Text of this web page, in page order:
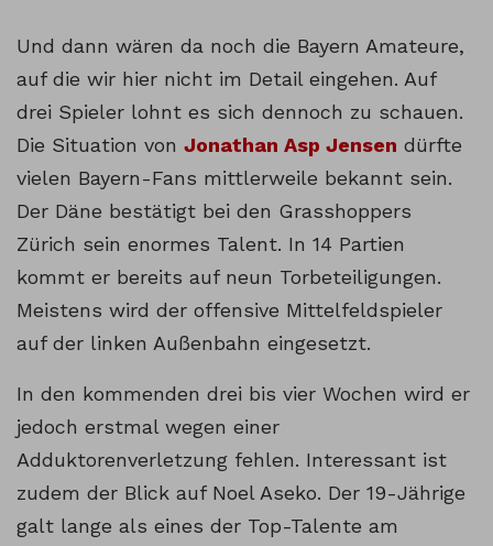
Und dann wären da noch die Bayern Amateure,
auf die wir hier nicht im Detail eingehen. Auf
drei Spieler lohnt es sich dennoch zu schauen.
Die Situation von Jonathan Asp Jensen dürfte
vielen Bayern-Fans mittlerweile bekannt sein.
Der Däne bestätigt bei den Grasshoppers
Zürich sein enormes Talent. In 14 Partien
kommt er bereits auf neun Torbeteiligungen.
Meistens wird der offensive Mittelfeldspieler
auf der linken Außenbahn eingesetzt.
In den kommenden drei bis vier Wochen wird er
jedoch erstmal wegen einer
Adduktorenverletzung fehlen. Interessant ist
zudem der Blick auf Noel Aseko. Der 19-Jährige
galt lange als eines der Top-Talente am